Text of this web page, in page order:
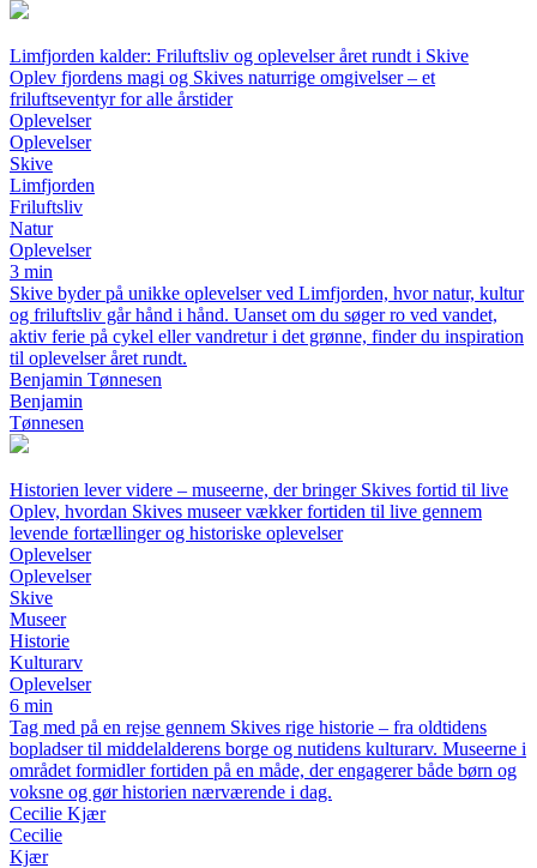
Limfjorden kalder: Friluftsliv og oplevelser året rundt i Skive
Oplev fjordens magi og Skives naturrige omgivelser – et
friluftseventyr for alle årstider
Oplevelser
Oplevelser
Skive
Limfjorden
Friluftsliv
Natur
Oplevelser
3 min
Skive byder på unikke oplevelser ved Limfjorden, hvor natur, kultur
og friluftsliv går hånd i hånd. Uanset om du søger ro ved vandet,
aktiv ferie på cykel eller vandretur i det grønne, finder du inspiration
til oplevelser året rundt.
Benjamin Tønnesen
Benjamin
Tønnesen
Historien lever videre – museerne, der bringer Skives fortid til live
Oplev, hvordan Skives museer vækker fortiden til live gennem
levende fortællinger og historiske oplevelser
Oplevelser
Oplevelser
Skive
Museer
Historie
Kulturarv
Oplevelser
6 min
Tag med på en rejse gennem Skives rige historie – fra oldtidens
bopladser til middelalderens borge og nutidens kulturarv. Museerne i
området formidler fortiden på en måde, der engagerer både børn og
voksne og gør historien nærværende i dag.
Cecilie Kjær
Cecilie
Kjær